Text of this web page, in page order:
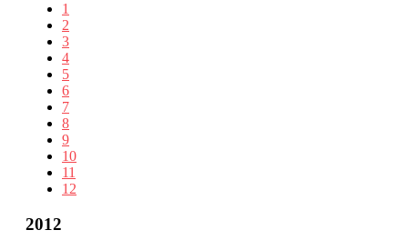
1
2
3
4
5
6
7
8
9
10
11
12
2012